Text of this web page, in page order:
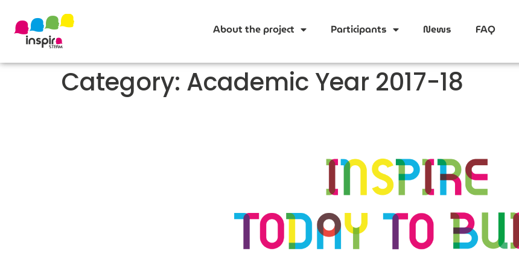
About the project Participants News FAQ
Category: Academic Year 2017-18